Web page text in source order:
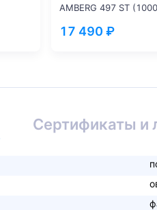
AMBERG 497 ST
17 490 ₽
Сертификаты и